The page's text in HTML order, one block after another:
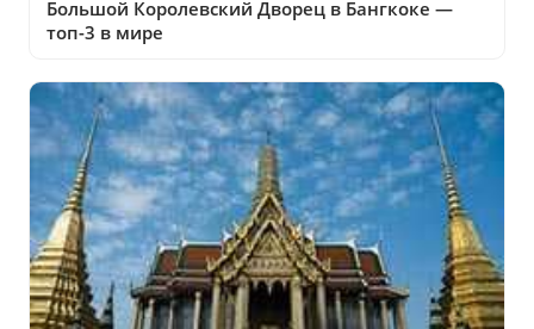
Большой Королевский Дворец в Бангкоке —
топ-3 в мире